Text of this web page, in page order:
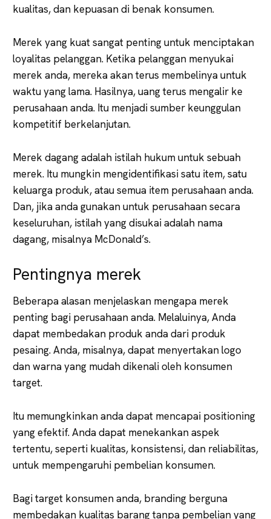
kualitas, dan kepuasan di benak konsumen.
Merek yang kuat sangat penting untuk menciptakan
loyalitas pelanggan. Ketika pelanggan menyukai
merek anda, mereka akan terus membelinya untuk
waktu yang lama. Hasilnya, uang terus mengalir ke
perusahaan anda. Itu menjadi sumber keunggulan
kompetitif berkelanjutan.
Merek dagang adalah istilah hukum untuk sebuah
merek. Itu mungkin mengidentifikasi satu item, satu
keluarga produk, atau semua item perusahaan anda.
Dan, jika anda gunakan untuk perusahaan secara
keseluruhan, istilah yang disukai adalah nama
dagang, misalnya McDonald’s.
Pentingnya merek
Beberapa alasan menjelaskan mengapa merek
penting bagi perusahaan anda. Melaluinya, Anda
dapat membedakan produk anda dari produk
pesaing. Anda, misalnya, dapat menyertakan logo
dan warna yang mudah dikenali oleh konsumen
target.
Itu memungkinkan anda dapat mencapai positioning
yang efektif. Anda dapat menekankan aspek
tertentu, seperti kualitas, konsistensi, dan reliabilitas,
untuk mempengaruhi pembelian konsumen.
Bagi target konsumen anda, branding berguna
membedakan kualitas barang tanpa pembelian yang